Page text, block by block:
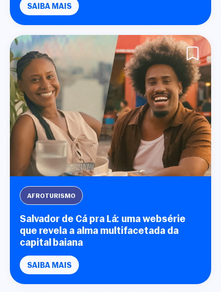
SAIBA MAIS
AFROTURISMO
Salvador de Cá pra Lá: uma websérie
que revela a alma multifacetada da
capital baiana
SAIBA MAIS